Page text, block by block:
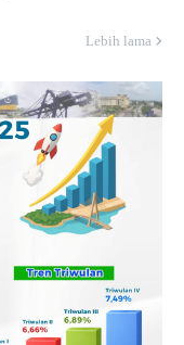
Lebih lama